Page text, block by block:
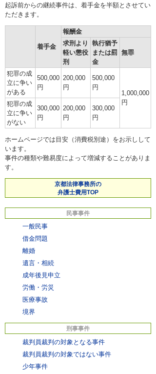
起訴前からの継続事件は、着手金を半額とさせてい
ただきます。
着手金
報酬金
求刑より
軽い懲役
刑
執行猶予
または罰
金
無罪
犯罪の成
立に争い
がある
500,000
円
200,000
円
500,000
円
1,000,000
円
犯罪の成
立に争い
がない
300,000
円
200,000
円
300,000
円
ホームページでは目安（消費税別途）をお示しして
います。
事件の種類や難易度によって増減することがありま
す。
京都法律事務所の
弁護士費用TOP
民事事件
一般民事
借金問題
離婚
遺言・相続
成年後見申立
労働・労災
医療事故
境界
刑事事件
裁判員裁判の対象となる事件
裁判員裁判の対象ではない事件
少年事件